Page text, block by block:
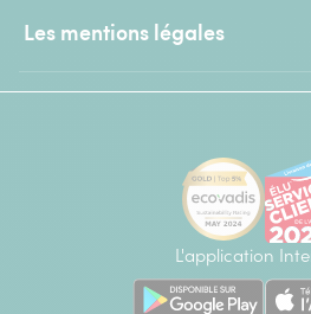
Les mentions légales
L'application